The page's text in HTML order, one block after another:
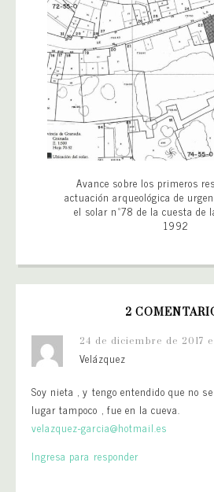
Avance sobre los primeros
actuación arqueológica de
el solar nº78 de la cuesta de
1992
2
24 de diciembre de 2017
Velázquez
Soy nieta , y tengo entendido que no
lugar tampoco , fue en la cueva.
velazquez-garcia@hotmail.es
Ingresa para responder